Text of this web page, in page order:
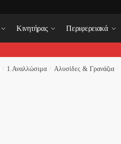
Κινητήρας Περιφερειακά
1.Αναλλώσιμα Αλυσίδες & Γρανάζια